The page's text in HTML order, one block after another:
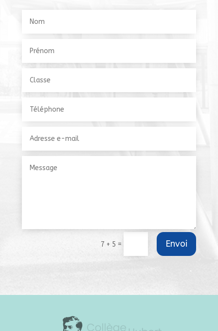
7 + 5 = Envoi